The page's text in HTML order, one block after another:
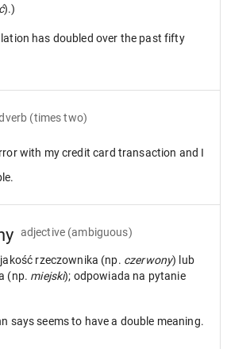
).)
has doubled over the past fifty
(times two)
with my credit card transaction and I
adjective (ambiguous)
rzeczownika (np. czerwony) lub
(np. miejski); odpowiada na pytanie
says seems to have a double meaning.